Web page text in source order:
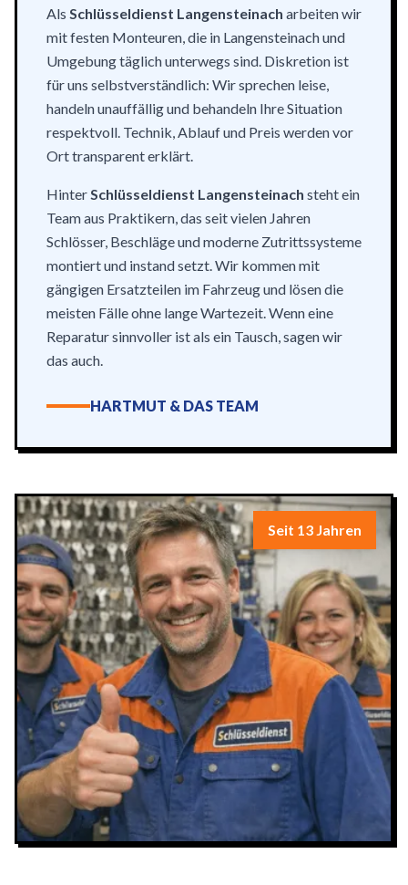
Als Schlüsseldienst Langensteinach arbeiten wir
mit festen Monteuren, die in Langensteinach und
Umgebung täglich unterwegs sind. Diskretion ist
für uns selbstverständlich: Wir sprechen leise,
handeln unauffällig und behandeln Ihre Situation
respektvoll. Technik, Ablauf und Preis werden vor
Ort transparent erklärt.
HinterSchlüsseldienst Langensteinach steht ein
Team aus Praktikern, das seit vielen Jahren
Schlösser, Beschläge und moderne Zutrittssysteme
montiert und instand setzt. Wir kommen mit
gängigen Ersatzteilen im Fahrzeug und lösen die
meisten Fälle ohne lange Wartezeit. Wenn eine
Reparatur sinnvoller ist als ein Tausch, sagen wir
das auch.
HARTMUT & DAS TEAM
Seit 13 Jahren